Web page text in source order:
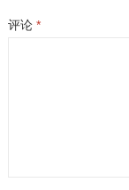
评论 *